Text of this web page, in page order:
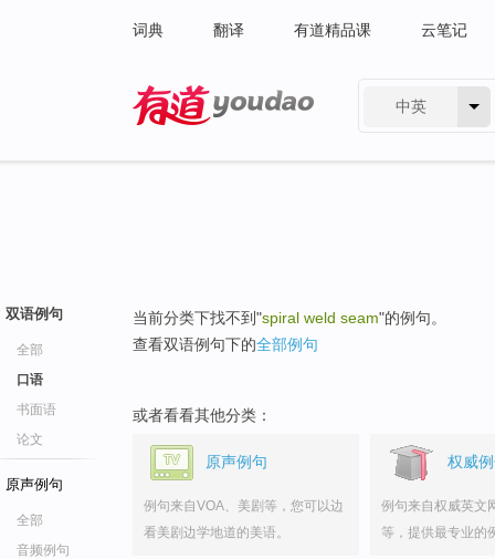
词典 翻译 有道精品课 云笔记
中英
双语例句
全部
口语
书面语
论文
原声例句
全部
音频例句
当前分类下找不到"spiral weld seam"的例句。
查看双语例句下的全部例句
或者看看其他分类：
原声例句
例句来自VOA、美剧等，您可以边
看美剧边学地道的美语。
权威
例句来自权威英文
等，提供最专业的